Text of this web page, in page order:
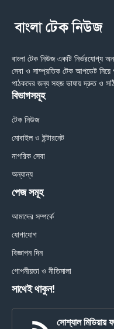
বাংলা টেক নিউজ একটি নির্ভরযোগ্য
সেবা ও সাম্প্রতিক টেক আপডেট
পাঠকদের জন্য সহজ ভাষায় দ্রুত ও
বিভাগসমূহ
টেক নিউজ
মোবাইল ও ইন্টারনেট
নাগরিক সেবা
অন্যান্য
পেজ সমূহ
আমাদের সম্পর্কে
যোগাযোগ
বিজ্ঞাপন দিন
গোপনীয়তা ও নীতিমালা
সাথেই থাকুন!
সোশ্যাল